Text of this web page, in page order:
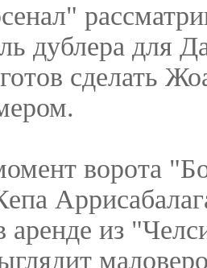
дублера для
сделать
ворота
аренде из